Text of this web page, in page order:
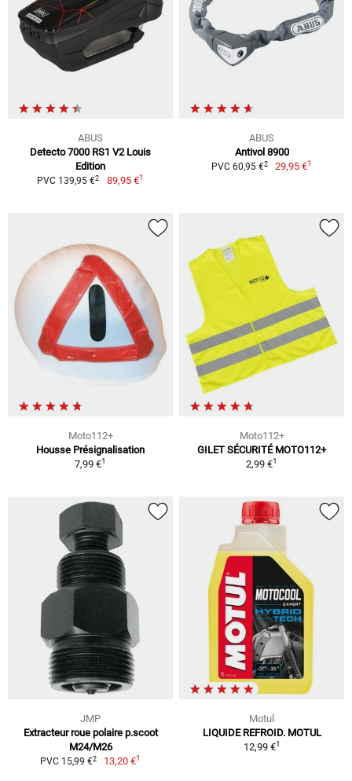
ABUS
Detecto 7000 RS1 V2 Louis
Edition
PVC 139,95 €2 89,95 €1
ABUS
Antivol 8900
PVC 60,95 €2 29,95 €1
Moto112+
Housse Présignalisation
7,99 €1
Moto112+
GILET SÉCURITÉ MOTO112+
2,99 €1
JMP
Extracteur roue polaire p.scoot
M24/M26
PVC 15,99 €2 13,20 €1
Motul
LIQUIDE REFROID. MOTUL
12,99 €1